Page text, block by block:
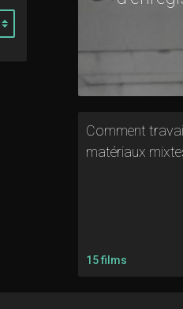
Comment
matériaux
15 films